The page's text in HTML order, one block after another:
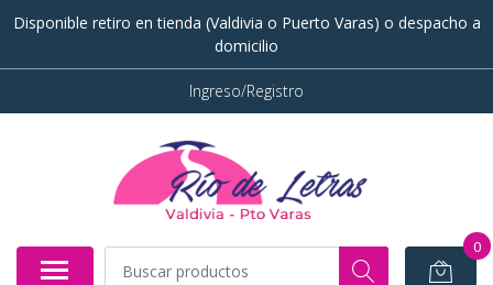
Disponible retiro en tienda (Valdivia o Puerto Varas) o despacho a
domicilio
Ingreso/Registro
0